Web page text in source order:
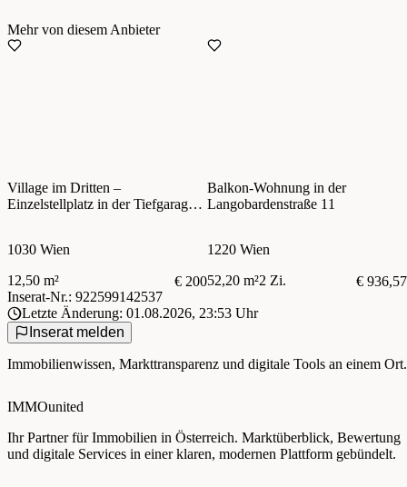
Mehr von diesem Anbieter
Village im Dritten –
Einzelstellplatz in der Tiefgarage –
1030 Wien
12,50 m²
€ 200
Balkon-Wohnung in der
Langobardenstraße 11
1220 Wien
52,20 m²2 Zi.
€ 936,57
Inserat-Nr.: 922599142537
Letzte Änderung: 01.08.2026, 23:53 Uhr
Inserat melden
Immobilienwissen, Markttransparenz und digitale Tools an einem Ort.
IMMOunited
Ihr Partner für Immobilien in Österreich. Marktüberblick, Bewertung
und digitale Services in einer klaren, modernen Plattform gebündelt.